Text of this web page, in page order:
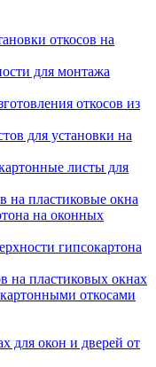
откосов на
для монтажа
откосов из
для установки на
листы для
на пластиковые окна
на оконных
гипсокартона
на пластиковых окнах
откосами
для окон и дверей от